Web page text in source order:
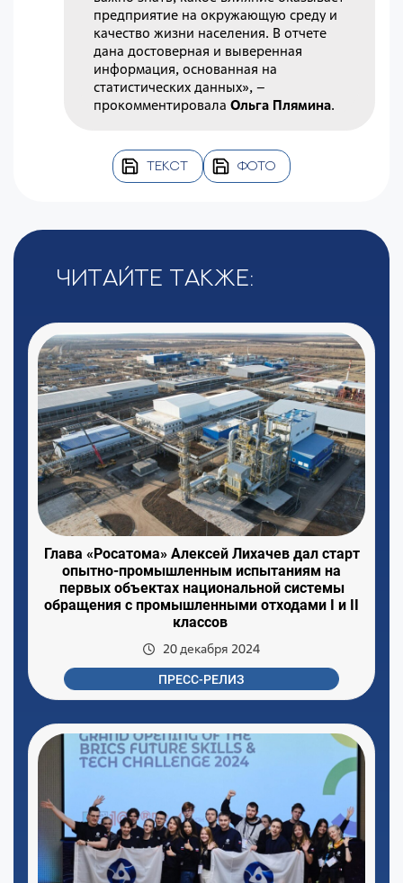
предприятие на окружающую среду и
качество жизни населения. В отчете
дана достоверная и выверенная
информация, основанная на
статистических данных», –
прокомментировалаОльга Плямина.
ТЕКСТ ФОТО
Читайте также:
Глава «Росатома» Алексей Лихачев дал старт
опытно-промышленным испытаниям на
первых объектах национальной системы
обращения с промышленными отходами I и II
классов
20 декабря 2024
ПРЕСС-РЕЛИЗ